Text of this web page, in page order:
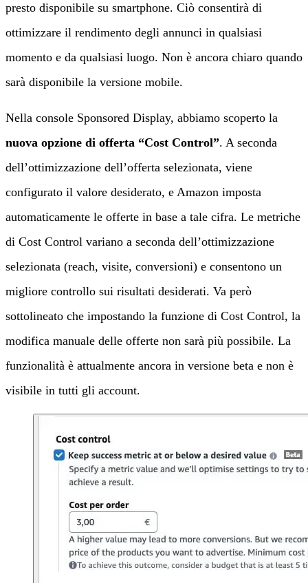
presto disponibile su smartphone. Ciò consentirà di
ottimizzare il rendimento degli annunci in qualsiasi
momento e da qualsiasi luogo. Non è ancora chiaro quando
sarà disponibile la versione mobile.
Nella console Sponsored Display, abbiamo scoperto la
nuova opzione di offerta “Cost Control”. A seconda
dell’ottimizzazione dell’offerta selezionata, viene
configurato il valore desiderato, e Amazon imposta
automaticamente le offerte in base a tale cifra. Le metriche
di Cost Control variano a seconda dell’ottimizzazione
selezionata (reach, visite, conversioni) e consentono un
migliore controllo sui risultati desiderati. Va però
sottolineato che impostando la funzione di Cost Control, la
modifica manuale delle offerte non sarà più possibile. La
funzionalità è attualmente ancora in versione beta e non è
visibile in tutti gli account.